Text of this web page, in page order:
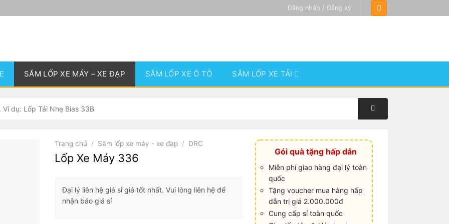
Đăng nhập / Đăng ký
SĂM LỐP XE MÁY – XE ĐẠP SĂM LỐP XE Ô TÔ SĂM LỐP XE TẢI
Gói quà tặng hấp dẫn
Miễn phí giao hàng đại lý toàn
quốc
Tặng voucher mua hàng hấp
dẫn trị giá 2.000.000đ
Cung cấp sỉ toàn quốc
Trang chủ / Săm lốp xe máy - xe đạp / DRC
Lốp Xe Máy 336
Đại lý liên hệ giá sỉ giá tốt nhất. Vui lòng liên hệ để
nhận báo giá sỉ